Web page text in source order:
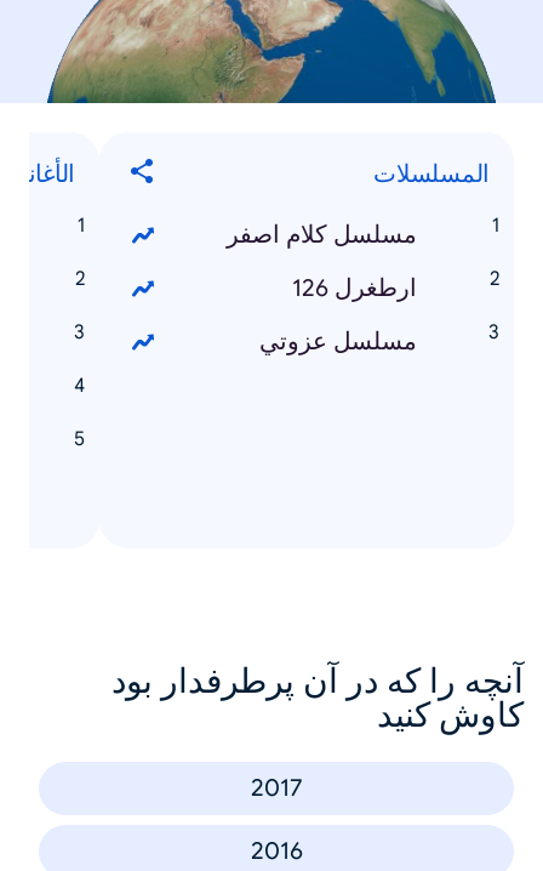
المسلسلات
مسلسل كلام اصفر
ارطغرل 126
مسلسل عزوتي
الأغاني
آنچه را که در آن پرطرفدار بود
کاوش کنید
2017
2016